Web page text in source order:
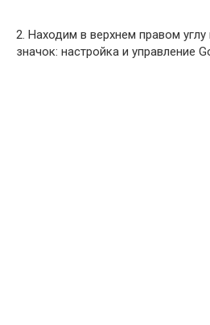
2. Находим в верхнем правом
значок: настройка и управление